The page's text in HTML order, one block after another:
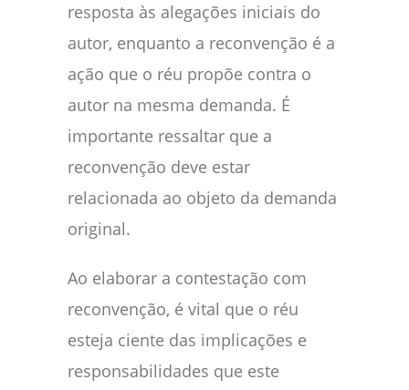
resposta às alegações iniciais do
autor, enquanto a reconvenção é a
ação que o réu propõe contra o
autor na mesma demanda. É
importante ressaltar que a
reconvenção deve estar
relacionada ao objeto da demanda
original.
Ao elaborar a contestação com
reconvenção, é vital que o réu
esteja ciente das implicações e
responsabilidades que este